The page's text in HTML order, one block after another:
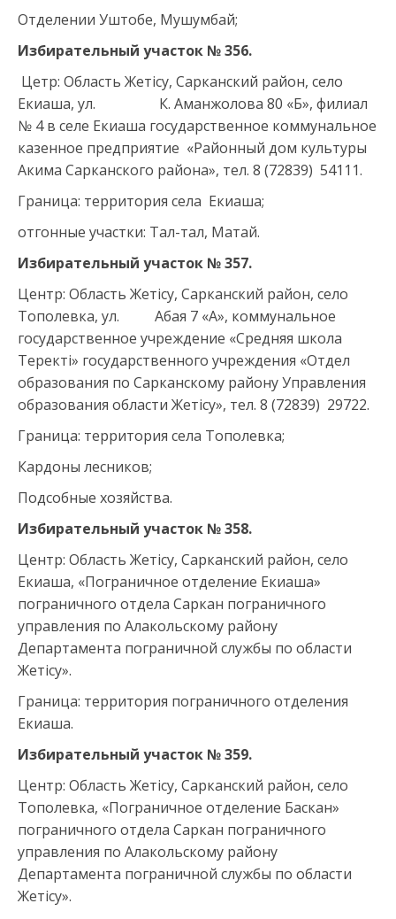
Отделении Уштобе, Мушумбай;
Избирательный участок №356.
Цетр: Область Жетісу, Сарканский район, село
Екиаша, ул. К. Аманжолова 80 «Б», филиал
№ 4 в селе Екиаша государственное коммунальное
казенное предприятие «Районный дом культуры
Акима Сарканского района», тел. 8 (72839) 54111.
Граница: территория села Екиаша;
отгонные участки: Тал-тал, Матай.
Избирательный участок №357.
Центр: Область Жетісу, Сарканский район, село
Тополевка, ул. Абая 7 «А», коммунальное
государственное учреждение «Средняя школа
Теректі» государственного учреждения «Отдел
образования по Сарканскому району Управления
образования области Жетісу», тел. 8 (72839) 29722.
Граница: территория села Тополевка;
Кардоны лесников;
Подсобные хозяйства.
Избирательный участок №358.
Центр: Область Жетісу, Сарканский район, село
Екиаша, «Пограничное отделение Екиаша»
пограничного отдела Саркан пограничного
управления по Алакольскому району
Департамента пограничной службы по области
Жетісу».
Граница: территория пограничного отделения
Екиаша.
Избирательный участок №359.
Центр: Область Жетісу, Сарканский район, село
Тополевка, «Пограничное отделение Баскан»
пограничного отдела Саркан пограничного
управления по Алакольскому району
Департамента пограничной службы по области
Жетісу».